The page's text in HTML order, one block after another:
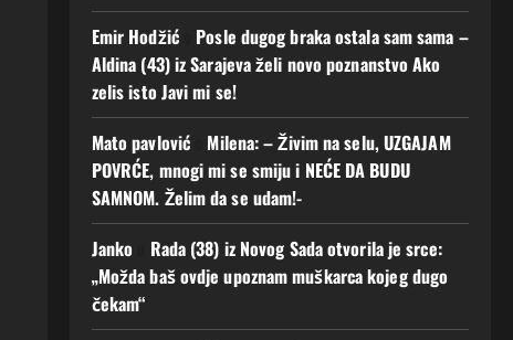
Emir Hodžićo Posle dugog braka ostala sam sama –
Aldina (43) iz Sarajeva želi novo poznanstvo Ako
zelis isto Javi mi se!
Mato pavlović
Milena: – Živim na selu, UZGAJAM
POVRĆE, mnogi mi se smiju i NEĆE DA BUDU
SAMNOM. Želim da se udam!-
Janko
Rada (38) iz Novog Sada otvorila je srce:
„Možda baš ovdje upoznam muškarca kojeg dugo
čekam“